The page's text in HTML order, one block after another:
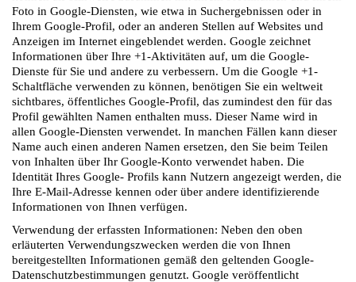
Foto in Google-Diensten, wie etwa in Suchergebnissen oder in
Ihrem Google-Profil, oder an anderen Stellen auf Websites und
Anzeigen im Internet eingeblendet werden. Google zeichnet
Informationen über Ihre +1-Aktivitäten auf, um die Google-
Dienste für Sie und andere zu verbessern. Um die Google +1-
Schaltfläche verwenden zu können, benötigen Sie ein weltweit
sichtbares, öffentliches Google-Profil, das zumindest den für das
Profil gewählten Namen enthalten muss. Dieser Name wird in
allen Google-Diensten verwendet. In manchen Fällen kann dieser
Name auch einen anderen Namen ersetzen, den Sie beim Teilen
von Inhalten über Ihr Google-Konto verwendet haben. Die
Identität Ihres Google- Profils kann Nutzern angezeigt werden, die
Ihre E-Mail-Adresse kennen oder über andere identifizierende
Informationen von Ihnen verfügen.
Verwendung der erfassten Informationen: Neben den oben
erläuterten Verwendungszwecken werden die von Ihnen
bereitgestellten Informationen gemäß den geltenden Google-
Datenschutzbestimmungen genutzt. Google veröffentlicht